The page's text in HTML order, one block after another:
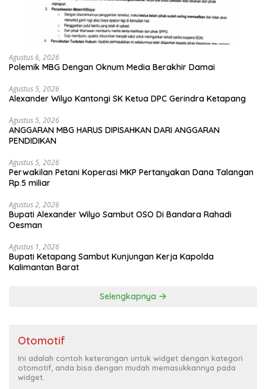
Agustus 6, 2026
Polemik MBG Dengan Oknum Media Berakhir Damai
Agustus 5, 2026
Alexander Wilyo Kantongi SK Ketua DPC Gerindra Ketapang
Agustus 5, 2026
ANGGARAN MBG HARUS DIPISAHKAN DARI ANGGARAN
PENDIDIKAN
Agustus 5, 2026
Perwakilan Petani Koperasi MKP Pertanyakan Dana Talangan
Rp.5 miliar
Agustus 2, 2026
Bupati Alexander Wilyo Sambut OSO Di Bandara Rahadi
Oesman
Agustus 1, 2026
Bupati Ketapang Sambut Kunjungan Kerja Kapolda
Kalimantan Barat
Selengkapnya
Otomotif
Ini adalah contoh keterangan untuk widget dengan kategori
otomotif, anda bisa dengan mudah memasukkannya pada
widget.